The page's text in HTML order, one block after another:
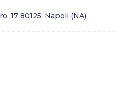
17 80125, Napoli (NA)